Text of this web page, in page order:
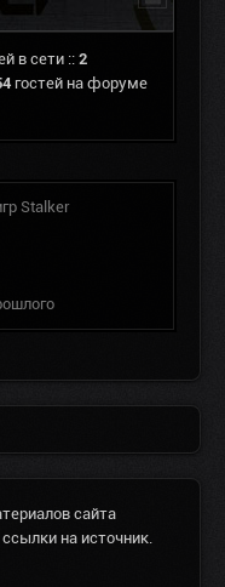
в сети :: 2
гостей на форуме
Stalker
сайта
на источник.